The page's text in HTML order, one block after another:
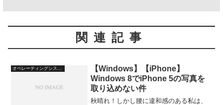
関連記事
オペレーティングシステム
【Windows】【iPhone】
Windows 8でiPhone 5の写真を
取り込めない件
秋晴れ！しかし腰に違和感のある私は、